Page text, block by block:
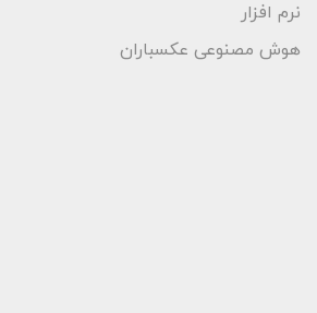
نرم افزار
هوش مصنوعی عکسباران